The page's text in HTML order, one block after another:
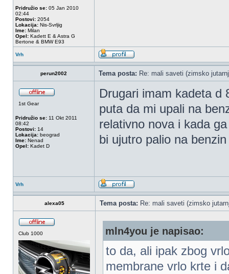
Pridružio se: 05 Jan 2010
02:44
Postovi: 2054
Lokacija: Nis-Svrljig
Ime: Milan
Opel: Kadett E & Astra G
Bertone & BMW E93
Vrh
perun2002 Tema posta: Re: mali saveti (zimsko
1st Gear
Pridružio se: 11 Okt 2011
08:42
Postovi: 14
Lokacija: beograd
Ime: Nenad
Opel: Kadet D
Drugari imam kadeta d
puta da mi upali na
relativno nova i kada
bi ujutro palio na
Vrh
alexa05 Tema posta: Re: mali saveti (zimsko
Club 1000 mln4you je napisao:
to da, ali ipak zbog
membrane vrlo krte i